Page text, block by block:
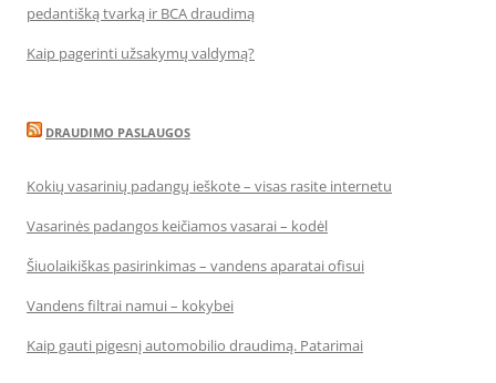
pedantišką tvarką ir BCA draudimą
Kaip pagerinti užsakymų valdymą?
DRAUDIMO PASLAUGOS
Kokių vasarinių padangų ieškote – visas rasite internetu
Vasarinės padangos keičiamos vasarai – kodėl
Šiuolaikiškas pasirinkimas – vandens aparatai ofisui
Vandens filtrai namui – kokybei
Kaip gauti pigesnį automobilio draudimą. Patarimai